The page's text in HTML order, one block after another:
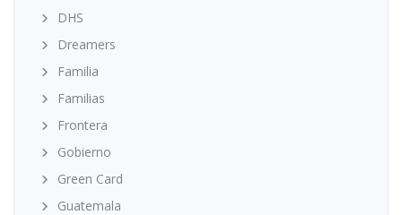
DHS
Dreamers
Familia
Familias
Frontera
Gobierno
Green Card
Guatemala